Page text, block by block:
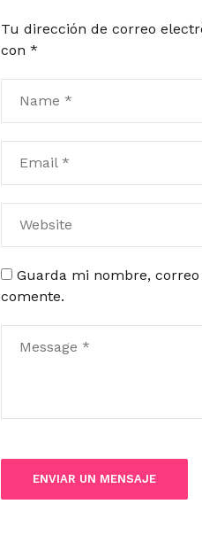
Tu dirección de correo
con *
Guarda mi nombre,
comente.